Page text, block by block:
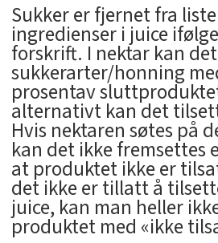
Sukker er fjernet fra
ingredienser i juice
forskrift. I nektar kan
sukkerarter/honning
prosentav
alternativt kan det
Hvis nektaren søtes på
kan det ikke fremsettes
at produktet ikke er
det ikke er tillatt å
juice, kan man heller
produktet med «ikke